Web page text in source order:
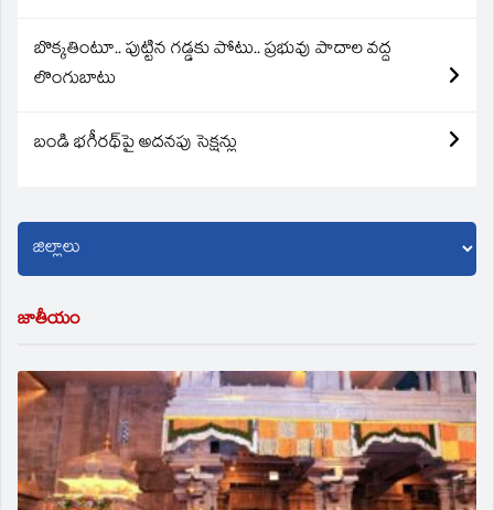
బొక్కతింటూ.. పుట్టిన గడ్డకు పోటు.. ప్రభువు పాదాల వద్ద
లొంగుబాటు
బండి భగీరథ్‌పై అదనపు సెక్షన్లు
జాతీయం